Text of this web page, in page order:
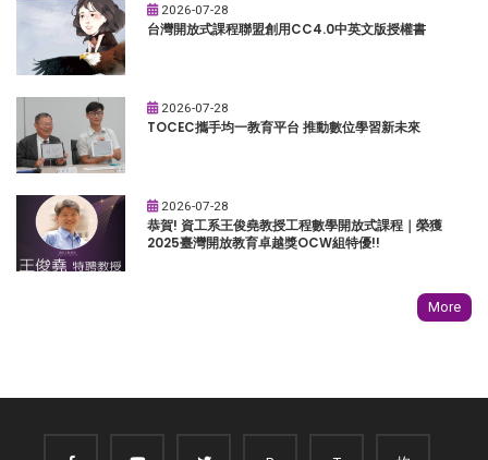
2026-07-28
台灣開放式課程聯盟創用CC4.0中英文版授權書
2026-07-28
TOCEC攜手均一教育平台 推動數位學習新未來
2026-07-28
恭賀! 資工系王俊堯教授工程數學開放式課程｜榮獲
2025臺灣開放教育卓越獎OCW組特優!!
More